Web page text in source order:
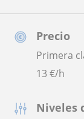
Precio
Primera
13 €/h
Niveles